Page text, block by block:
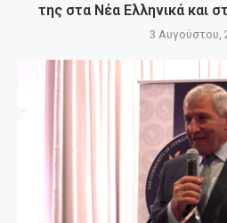
της στα Νέα Ελληνικά και
3 Αυγούστου,